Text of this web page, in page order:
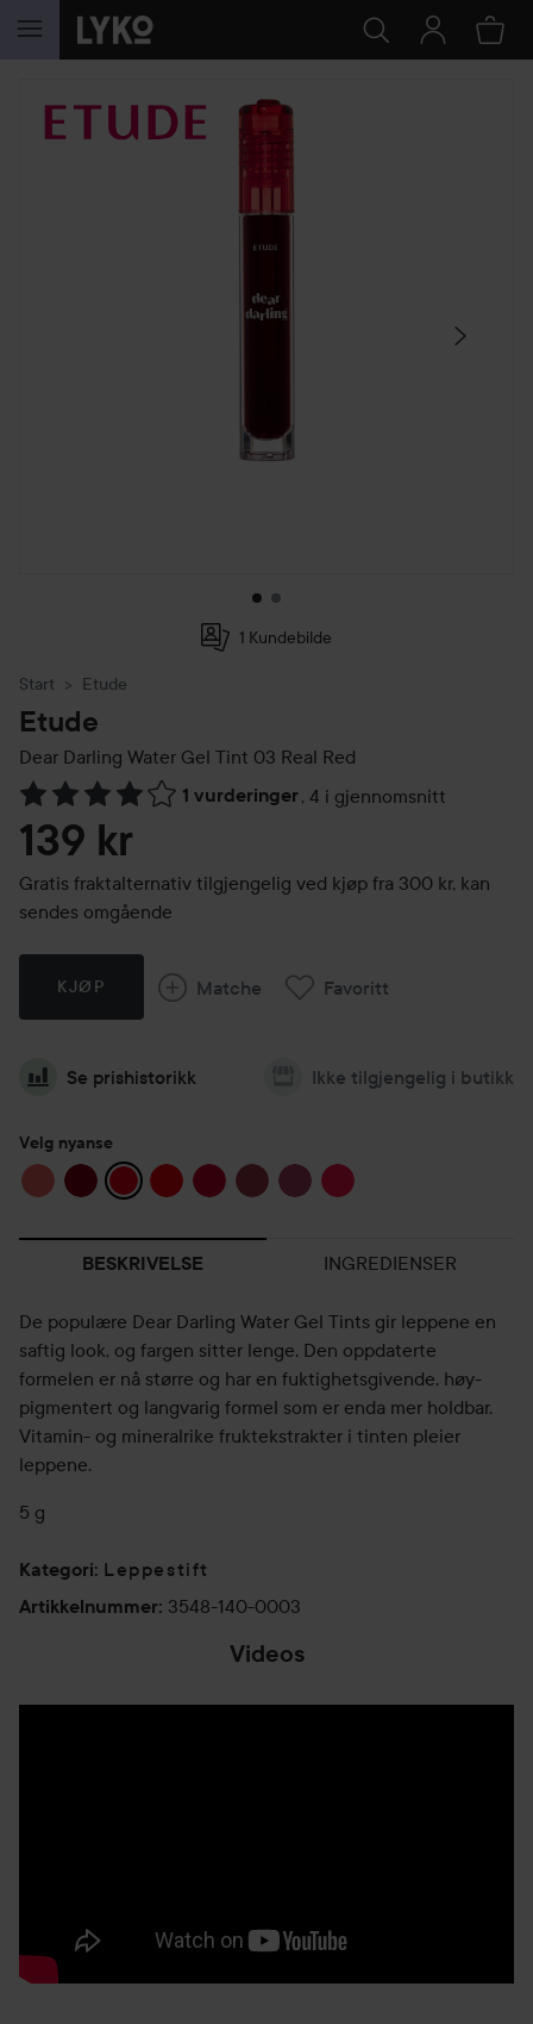
GÅ TIL INNHOLD
HOPP OVER SEKSJON
1 Kundebilde
Start Etude
Etude
Dear Darling Water Gel Tint 03 Real Red
1 vurderinger, 4 i gjennomsnitt
Gå til Vurderinger & anmeldelser
139 kr
Gratis fraktalternativ tilgjengelig ved kjøp fra 300 kr, kan
sendes omgående
KJØP Matche Favoritt
Se prishistorikk Ikke tilgjengelig i butikk
Velg nyanse
BESKRIVELSE INGREDIENSER
De populære Dear Darling Water Gel Tints gir leppene en
saftig look, og fargen sitter lenge. Den oppdaterte
formelen er nå større og har en fuktighetsgivende, høy-
pigmentert og langvarig formel som er enda mer holdbar.
Vitamin- og mineralrike fruktekstrakter i tinten pleier
leppene.
5 g
Kategori: Leppestift
Artikkelnummer: 3548-140-0003
Videos